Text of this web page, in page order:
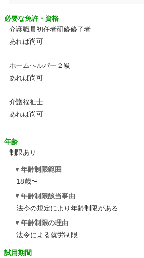
必要な免許・資格
介護職員初任者研修修了者
あれば尚可
ホームヘルパー２級
あれば尚可
介護福祉士
あれば尚可
年齢
制限あり
年齢制限範囲
18歳〜
年齢制限該当事由
法令の規定により年齢制限がある
年齢制限の理由
法令による就労制限
試用期間